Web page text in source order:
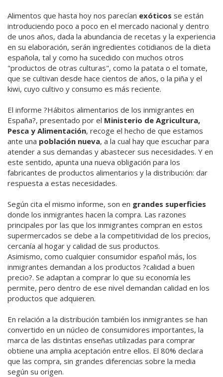
Alimentos que hasta hoy nos parecían exóticos se están
introduciendo poco a poco en el mercado nacional y dentro
de unos años, dada la abundancia de recetas y la experiencia
en su elaboración, serán ingredientes cotidianos de la dieta
española, tal y como ha sucedido con muchos otros
"productos de otras culturas", como la patata o el tomate,
que se cultivan desde hace cientos de años, o la piña y el
kiwi, cuyo cultivo y consumo es más reciente.
El informe ?Hábitos alimentarios de los inmigrantes en
España?, presentado por el Ministerio de Agricultura,
Pesca y Alimentación, recoge el hecho de que estamos
ante una población nueva, a la cual hay que escuchar para
atender a sus demandas y abastecer sus necesidades. Y en
este sentido, apunta una nueva obligación para los
fabricantes de productos alimentarios y la distribución: dar
respuesta a estas necesidades.
Según cita el mismo informe, son en grandes superficies
donde los inmigrantes hacen la compra. Las razones
principales por las que los inmigrantes compran en estos
supermercados se debe a la competitividad de los precios,
cercanía al hogar y calidad de sus productos.
Asimismo, como cualquier consumidor español más, los
inmigrantes demandan a los productos ?calidad a buen
precio?. Se adaptan a comprar lo que su economía les
permite, pero dentro de ese nivel demandan calidad en los
productos que adquieren.
En relación a la distribución también los inmigrantes se han
convertido en un núcleo de consumidores importantes, la
marca de las distintas enseñas utilizadas para comprar
obtiene una amplia aceptación entre ellos. El 80% declara
que las compra, sin grandes diferencias sobre la media
según su origen.